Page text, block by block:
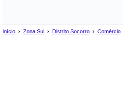
Início › Zona Sul › Distrito Socorro › Comércio